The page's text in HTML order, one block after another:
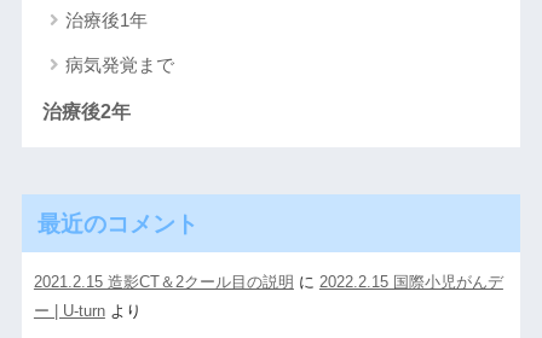
治療後1年
病気発覚まで
治療後2年
最近のコメント
2021.2.15 造影CT＆2クール目の説明 に 2022.2.15 国際小児がんデ
ー | U-turnより